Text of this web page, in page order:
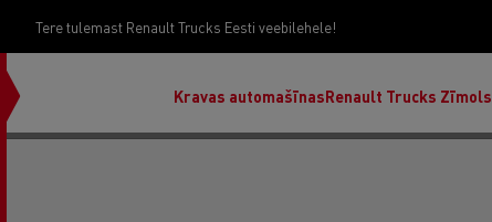
Tere tulemast Renault Trucks Eesti veebilehele!
Kravas automašīnasRenault Trucks Zīmols